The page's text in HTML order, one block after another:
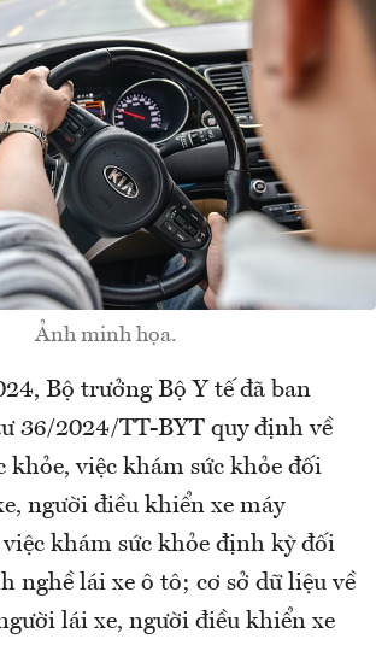
Ảnh minh họa.
Bộ trưởng Bộ Y tế đã ban
36/2024/TT-BYT quy định về
khỏe, việc khám sức khỏe đối
người điều khiển xe máy
khám sức khỏe định kỳ đối
nghề lái xe ô tô; cơ sở dữ liệu về
lái xe, người điều khiển xe